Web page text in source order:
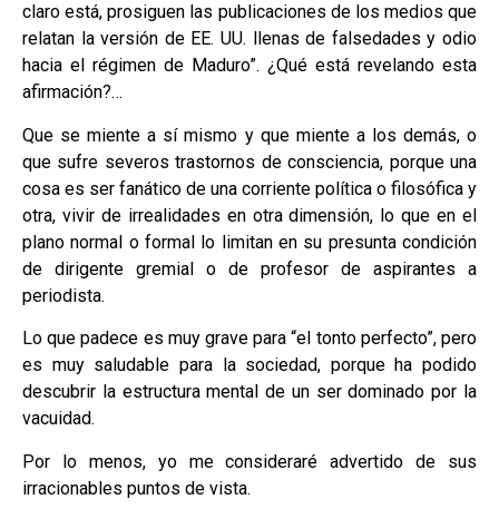
claro está, prosiguen las publicaciones de los medios que
relatan la versión de EE. UU. llenas de falsedades y odio
hacia el régimen de Maduro”. ¿Qué está revelando esta
afirmación?…
Que se miente a sí mismo y que miente a los demás, o
que sufre severos trastornos de consciencia, porque una
cosa es ser fanático de una corriente política o filosófica y
otra, vivir de irrealidades en otra dimensión, lo que en el
plano normal o formal lo limitan en su presunta condición
de dirigente gremial o de profesor de aspirantes a
periodista.
Lo que padece es muy grave para “el tonto perfecto”, pero
es muy saludable para la sociedad, porque ha podido
descubrir la estructura mental de un ser dominado por la
vacuidad.
Por lo menos, yo me consideraré advertido de sus
irracionables puntos de vista.